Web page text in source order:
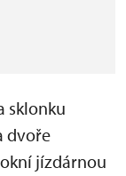
sklonku
dvoře
jízdárnou